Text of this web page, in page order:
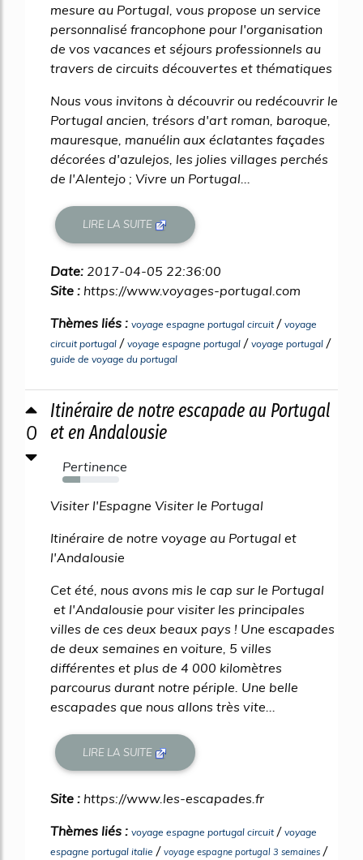
mesure au Portugal, vous propose un service
personnalisé francophone pour l'organisation
de vos vacances et séjours professionnels au
travers de circuits découvertes et thématiques
Nous vous invitons à découvrir ou redécouvrir le
Portugal ancien, trésors d'art roman, baroque,
mauresque, manuélin aux éclatantes façades
décorées d'azulejos, les jolies villages perchés
de l'Alentejo ; Vivre un Portugal...
LIRE LA SUITE
Date: 2017-04-05 22:36:00
Site : https://www.voyages-portugal.com
Thèmes liés : voyage espagne portugal circuit/ voyage
circuit portugal / voyage espagne portugal / voyage portugal /
guide de voyage du portugal
0
Itinéraire de notre escapade au Portugal
et en Andalousie
Pertinence
32%
Visiter l'Espagne Visiter le Portugal
Itinéraire de notre voyage au Portugal et
l'Andalousie
Cet été, nous avons mis le cap sur le Portugal
et l'Andalousie pour visiter les principales
villes de ces deux beaux pays ! Une escapades
de deux semaines en voiture, 5 villes
différentes et plus de 4 000 kilomètres
parcourus durant notre périple. Une belle
escapades que nous allons très vite...
LIRE LA SUITE
Site : https://www.les-escapades.fr
Thèmes liés : voyage espagne portugal circuit/ voyage
espagne portugal italie / voyage espagne portugal 3 semaines /